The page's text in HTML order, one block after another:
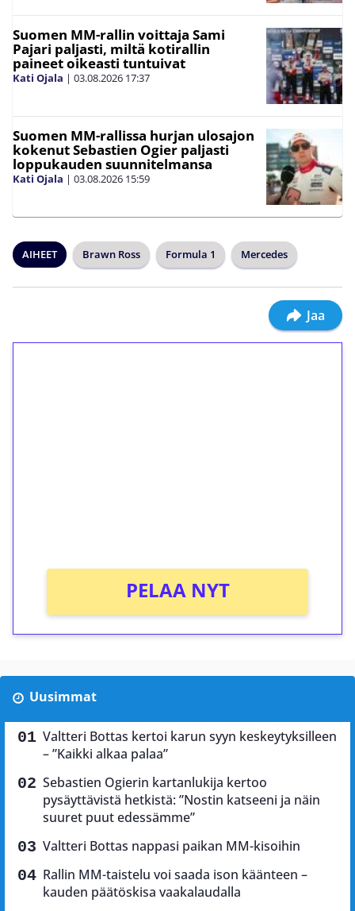
Suomen MM-rallin voittaja Sami
Pajari paljasti, miltä kotirallin
paineet oikeasti tuntuivat
Kati Ojala | 03.08.2026 17:37
Suomen MM-rallissa hurjan ulosajon
kokenut Sebastien Ogier paljasti
loppukauden suunnitelmansa
Kati Ojala | 03.08.2026 15:59
AIHEET Brawn Ross Formula 1 Mercedes
Jaa
PELAA NYT
Uusimmat
Valtteri Bottas kertoi karun syyn keskeytyksilleen
– ”Kaikki alkaa palaa”
Sebastien Ogierin kartanlukija kertoo
pysäyttävistä hetkistä: ”Nostin katseeni ja näin
suuret puut edessämme”
Valtteri Bottas nappasi paikan MM-kisoihin
Rallin MM-taistelu voi saada ison käänteen –
kauden päätöskisa vaakalaudalla